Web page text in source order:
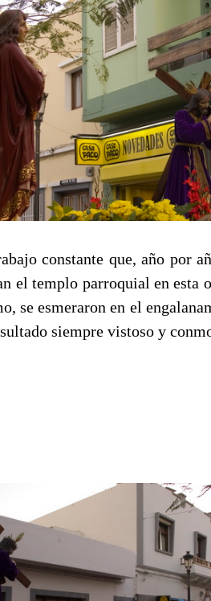
constante que, año por
el templo parroquial en esta
se esmeraron en el
siempre vistoso y